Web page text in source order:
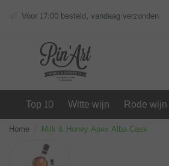
Voor 17:00 besteld, vandaag verzonden
Top 10 Witte wijn Rode wijn
Home Milk & Honey Apex Alba Cask